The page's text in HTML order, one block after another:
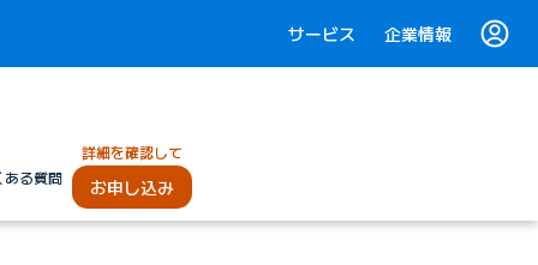
サービス 企業情報
ある質問
詳細を確認して
お申し込み